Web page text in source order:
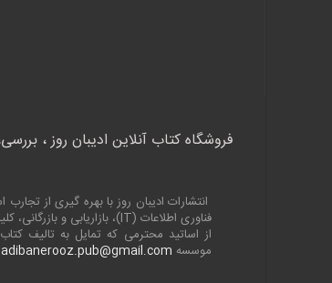
فروشگاه کتاب آنلاین ادیبان روز ،
انتشارات ادیبان روز با بهره گیری از
فناوری اطلاعات (IT)، بازاریابی و
از اساتید محترمی که تمایل به تالیف
موسسه adibanerooz.pub@gmail.com